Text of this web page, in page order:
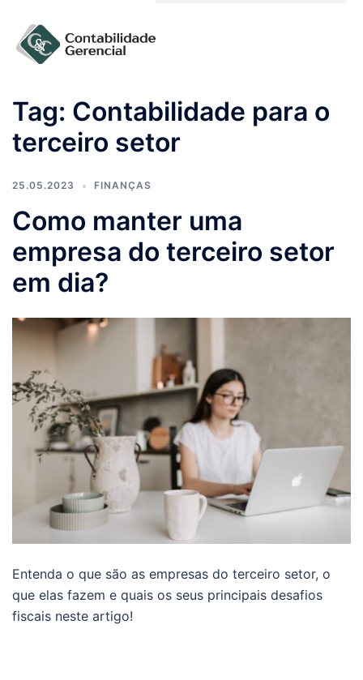
Tag: Contabilidade para o
terceiro setor
25.05.2023 FINANÇAS
Como manter uma
empresa do terceiro setor
em dia?
Entenda o que são as empresas do terceiro setor, o
que elas fazem e quais os seus principais desafios
fiscais neste artigo!